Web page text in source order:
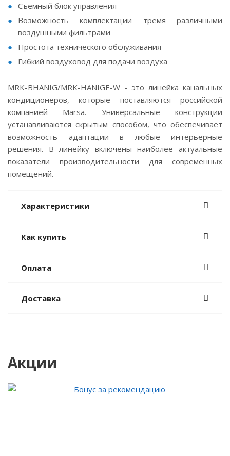
Съемный блок управления
Возможность комплектации тремя различными
воздушными фильтрами
Простота технического обслуживания
Гибкий воздуховод для подачи воздуха
MRK-BHANIG/MRK-HANIGE-W - это линейка канальных
кондиционеров, которые поставляются российской
компанией Marsa. Универсальные конструкции
устанавливаются скрытым способом, что обеспечивает
возможность адаптации в любые интерьерные
решения. В линейку включены наиболее актуальные
показатели производительности для современных
помещений.
Характеристики
Как купить
Оплата
Доставка
Акции